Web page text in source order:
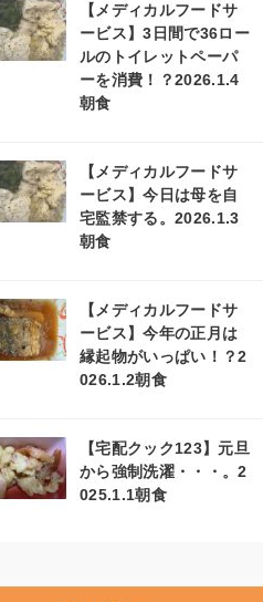
【メディカルフードサ
ービス】3日間で36ロー
ルのトイレットペーパ
ーを消費！？2026.1.4
朝食
【メディカルフードサ
ービス】今日は母を自
宅監禁する。2026.1.3
朝食
【メディカルフードサ
ービス】今年の正月は
縁起物がいっぱい！？2
026.1.2朝食
【宅配クック123】元旦
から強制洗濯・・・。2
025.1.1朝食